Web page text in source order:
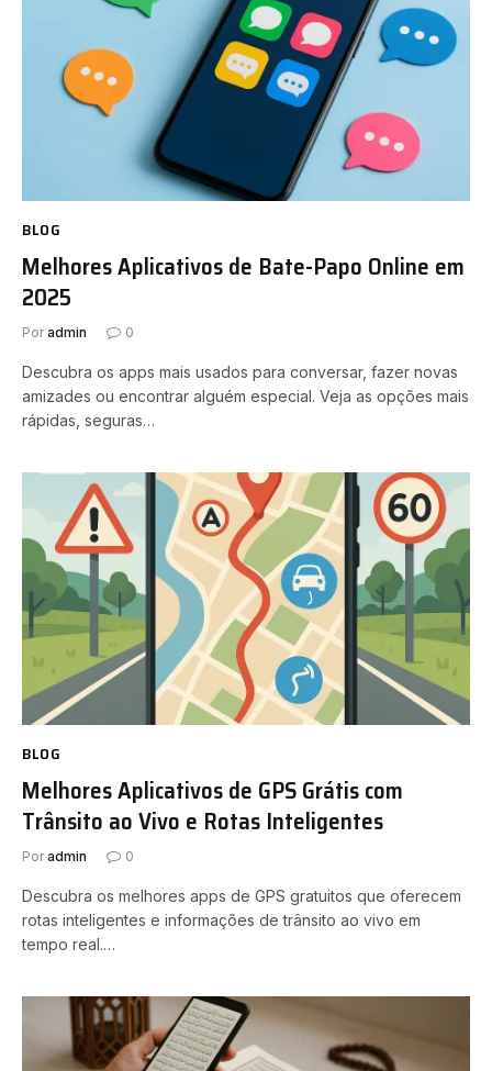
BLOG
Melhores Aplicativos de Bate-Papo Online em
2025
Por admin 0
Descubra os apps mais usados para conversar, fazer novas
amizades ou encontrar alguém especial. Veja as opções mais
rápidas, seguras…
BLOG
Melhores Aplicativos de GPS Grátis com
Trânsito ao Vivo e Rotas Inteligentes
Por admin 0
Descubra os melhores apps de GPS gratuitos que oferecem
rotas inteligentes e informações de trânsito ao vivo em
tempo real.…